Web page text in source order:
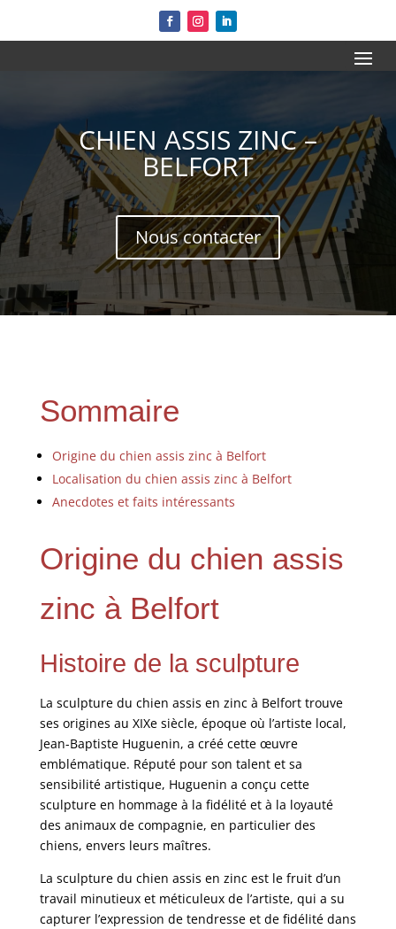
CHIEN ASSIS ZINC –
BELFORT
Nous contacter
Sommaire
Origine du chien assis zinc à Belfort
Localisation du chien assis zinc à Belfort
Anecdotes et faits intéressants
Origine du chien assis
zinc à Belfort
Histoire de la sculpture
La sculpture du chien assis en zinc à Belfort trouve
ses origines au XIXe siècle, époque où l’artiste local,
Jean-Baptiste Huguenin, a créé cette œuvre
emblématique. Réputé pour son talent et sa
sensibilité artistique, Huguenin a conçu cette
sculpture en hommage à la fidélité et à la loyauté
des animaux de compagnie, en particulier des
chiens, envers leurs maîtres.
La sculpture du chien assis en zinc est le fruit d’un
travail minutieux et méticuleux de l’artiste, qui a su
capturer l’expression de tendresse et de fidélité dans